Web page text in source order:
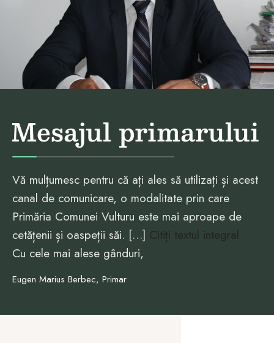
Mesajul primarului
Vă mulțumesc pentru că ați ales să utilizați și acest
canal de comunicare, o modalitate prin care
Primăria Comunei Vulturu este mai aproape de
cetățenii și oaspeții săi. […] Citiți textul integral
Cu cele mai alese gânduri,
Eugen Marius Berbec, Primar